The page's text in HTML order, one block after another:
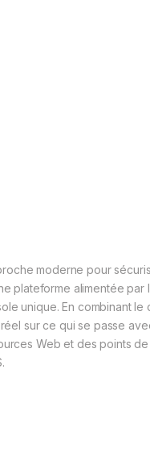
moderne pour
plateforme alimentée
unique. En combinant
sur ce qui se passe
Web et des points